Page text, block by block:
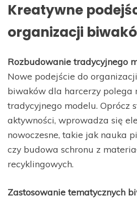
Kreatywne
organizacji
Rozbudowanie tradycyjnego
Nowe podejście do
biwaków dla harcerzy polega
tradycyjnego modelu. Oprócz
aktywności, wprowadza się
nowoczesne, takie jak nauka
czy budowa schronu z
recyklingowych.
Zastosowanie tematycznych